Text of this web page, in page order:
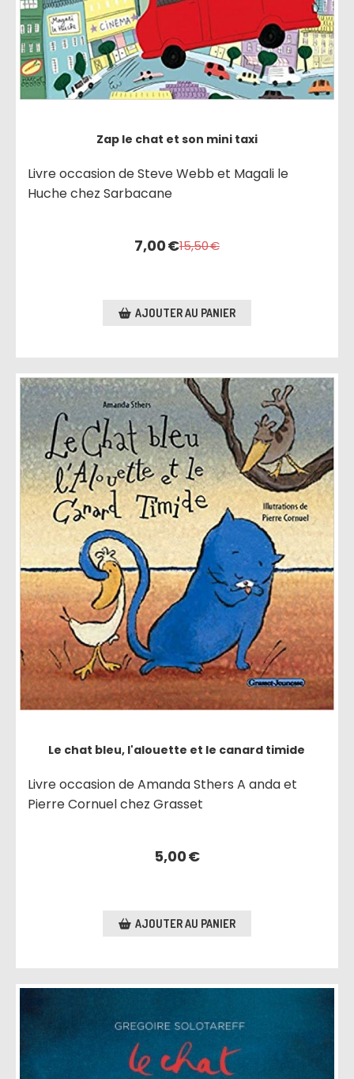
Zap le chat et son mini taxi
Livre occasion de Steve Webb et Magali le
Huche chez Sarbacane
7,00€15,50€
AJOUTER AU PANIER
Le chat bleu, l'alouette et le canard timide
Livre occasion de Amanda Sthers A anda et
Pierre Cornuel chez Grasset
5,00€
AJOUTER AU PANIER